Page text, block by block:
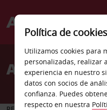
Welcome
AvisAlquiler de
Política de cookies
Utilizamos cookies para
personalizadas, realizar
experiencia en nuestro
datos con socios de
confianza. Puedes
respecto en nuestra